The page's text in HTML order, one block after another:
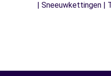
| Sneeuwkettingen |